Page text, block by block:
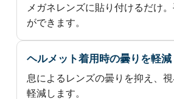
メガネレンズに貼り付けるだけ
ができます。
ヘルメット着用時の曇りを軽減
息によるレンズの曇りを抑え、
軽減します。